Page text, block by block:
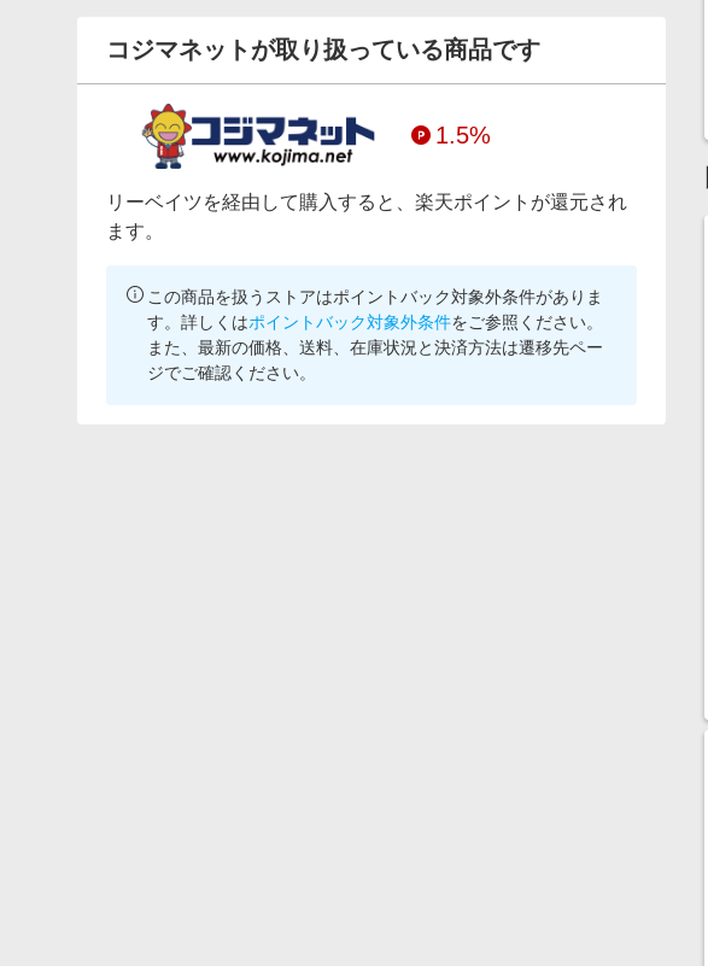
コジマネットが取り扱っている商品です
1.5%
リーベイツを経由して購入すると、楽天ポイントが還元され
ます。
この商品を扱うストアはポイントバック対象外条件がありま
す。詳しくはポイントバック対象外条件をご参照ください。
また、最新の価格、送料、在庫状況と決済方法は遷移先ペー
ジでご確認ください。